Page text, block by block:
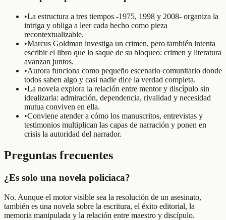
•La estructura a tres tiempos -1975, 1998 y 2008- organiza la
intriga y obliga a leer cada hecho como pieza
recontextualizable.
•Marcus Goldman investiga un crimen, pero también intenta
escribir el libro que lo saque de su bloqueo: crimen y literatura
avanzan juntos.
•Aurora funciona como pequeño escenario comunitario donde
todos saben algo y casi nadie dice la verdad completa.
•La novela explora la relación entre mentor y discípulo sin
idealizarla: admiración, dependencia, rivalidad y necesidad
mutua conviven en ella.
•Conviene atender a cómo los manuscritos, entrevistas y
testimonios multiplican las capas de narración y ponen en
crisis la autoridad del narrador.
Preguntas frecuentes
¿Es solo una novela policiaca?
No. Aunque el motor visible sea la resolución de un asesinato,
también es una novela sobre la escritura, el éxito editorial, la
memoria manipulada y la relación entre maestro y discípulo.